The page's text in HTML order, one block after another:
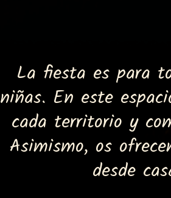
La fiesta es para
niñas. En este
cada territorio y
Asimismo, os
desde